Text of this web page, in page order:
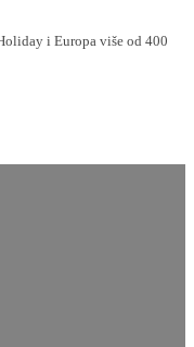
i Europa više od 400